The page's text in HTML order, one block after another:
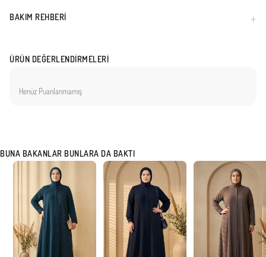
BAKIM REHBERI
ÜRÜN DEĞERLENDIRMELERI
Henüz Puanlanmamış
BUNA BAKANLAR BUNLARA DA BAKTI